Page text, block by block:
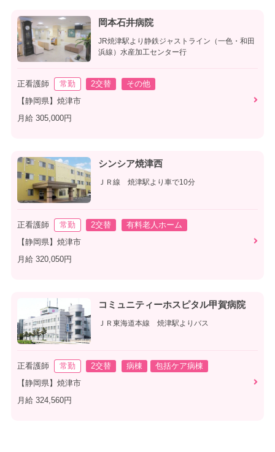
岡本石井病院
JR焼津駅より静鉄ジャストライン（一色・和田
浜線）水産加工センター行
正看護師 常勤 2交替
その他
【静岡県】焼津市
月給 305,000円
シンシア焼津西
ＪＲ線 焼津駅より車で10分
正看護師 常勤 2交替
有料老人ホーム
【静岡県】焼津市
月給 320,050円
コミュニティーホスピタル甲賀病院
ＪＲ東海道本線 焼津駅よりバス
正看護師 常勤 2交替 病棟
包括ケア病棟
【静岡県】焼津市
月給 324,560円